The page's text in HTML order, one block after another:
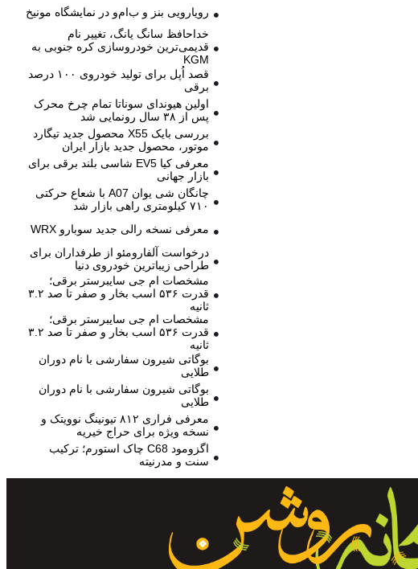
رویارویی بنز و ب‌ام‌و در نمایشگاه مونیخ
خداحافظ سانگ یانگ، تغییر نام
قدیمی‌ترین خودروسازی کره جنوبی به
KGM
قصد اُپل برای تولید خودروی ۱۰۰ درصد
برقی
اولین هیوندای سوناتا تمام چرخ محرک
پس از ۳۸ سال رونمایی شد
بررسی بایک X55 محصول جدید تیگارد
موتور، محصول جدید بازار ایران
معرفی کیا EV5 شاسی بلند برقی برای
بازار جهانی
چانگان شی یوان A07 با شعاع حرکتی
۷۱۰ کیلومتری راهی بازار شد
معرفی نسخه رالی جدید سوبارو WRX
درخواست آلفارومئو از طرفداران برای
طراحی زیباترین خودروی دنیا
مشخصات ام جی سایبرستر برقی؛
قدرت ۵۳۶ اسب بخار و صفر تا صد ۳.۲
ثانیه
مشخصات ام جی سایبرستر برقی؛
قدرت ۵۳۶ اسب بخار و صفر تا صد ۳.۲
ثانیه
بوگاتی شیرون سفارشی با نام دوران
طلایی
بوگاتی شیرون سفارشی با نام دوران
طلایی
معرفی فراری ۸۱۲ تیونینگ نوویتک و
نسخه ویژه برای حراج خیریه
اگزومود C68 چاک استورم؛ ترکیب
سنت و مدرنیته